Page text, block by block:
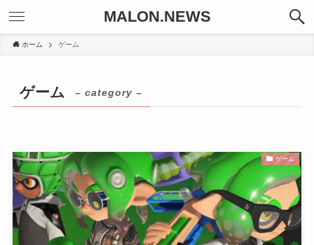
MALON.NEWS
ホーム ゲーム
ゲーム – category –
ゲーム